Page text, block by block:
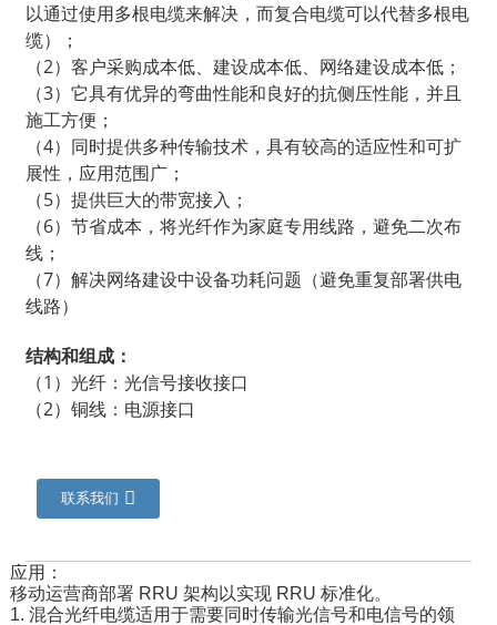
以通过使用多根电缆来解决，而复合电缆可以代替多根电
缆）；
（2）客户采购成本低、建设成本低、网络建设成本低；
（3）它具有优异的弯曲性能和良好的抗侧压性能，并且
施工方便；
（4）同时提供多种传输技术，具有较高的适应性和可扩
展性，应用范围广；
（5）提供巨大的带宽接入；
（6）节省成本，将光纤作为家庭专用线路，避免二次布
线；
（7）解决网络建设中设备功耗问题（避免重复部署供电
线路）
结构和组成：
（1）光纤：光信号接收接口
（2）铜线：电源接口
联系我们
应用：
移动运营商部署 RRU 架构以实现 RRU 标准化。
1. 混合光纤电缆适用于需要同时传输光信号和电信号的领